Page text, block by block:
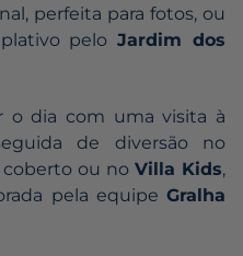
perfeita para fotos, ou
peloJardim dos
o dia com uma visita à
de diversão no
coberto ou no Villa Kids,
pela equipe Gralha